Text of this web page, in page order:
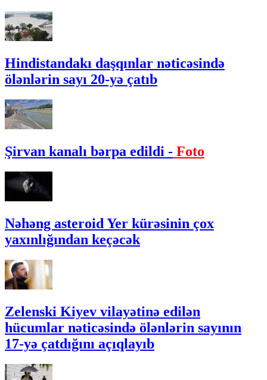
Hindistandakı daşqınlar nəticəsində
ölənlərin sayı 20-yə çatıb
Şirvan kanalı bərpa edildi - Foto
Nəhəng asteroid Yer kürəsinin çox
yaxınlığından keçəcək
Zelenski Kiyev vilayətinə edilən
hücumlar nəticəsində ölənlərin sayının
17-yə çatdığını açıqlayıb